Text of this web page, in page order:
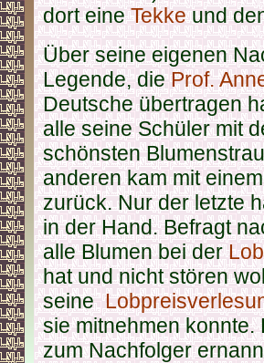
dort eineTekkeund
Über seine eigenen
Legende, dieProf.
Deutsche übertragen
alle seine Schüler mit
schönsten
anderen kam mit
zurück. Nur der letzte
in der Hand. Befragt
alle Blumen bei der
hat und nicht stören
seine
sie mitnehmen
zum Nachfolger